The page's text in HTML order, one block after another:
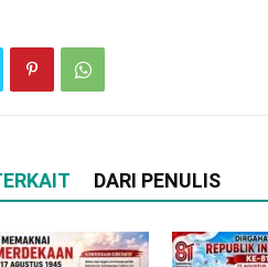
DARI PENULIS